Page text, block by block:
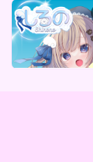
Satisfied
最低価格
1,000